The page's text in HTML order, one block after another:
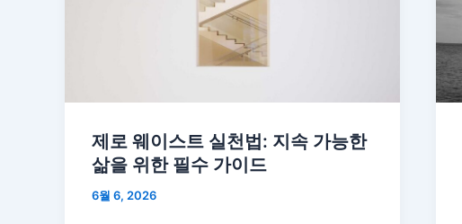
제로 웨이스트 실천법: 지속 가능한
삶을 위한 필수 가이드
6월 6, 2026